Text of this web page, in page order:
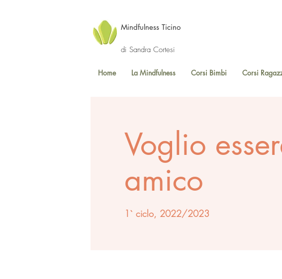
Mindfulness Ticino
di Sandra Cortesi
Home La Mindfulness Corsi Bimbi Corsi
Voglio
amico
1` ciclo, 2022/2023